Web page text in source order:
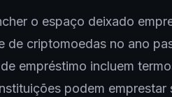
o espaço deixado
de criptomoedas no ano
empréstimo incluem
podem emprestar